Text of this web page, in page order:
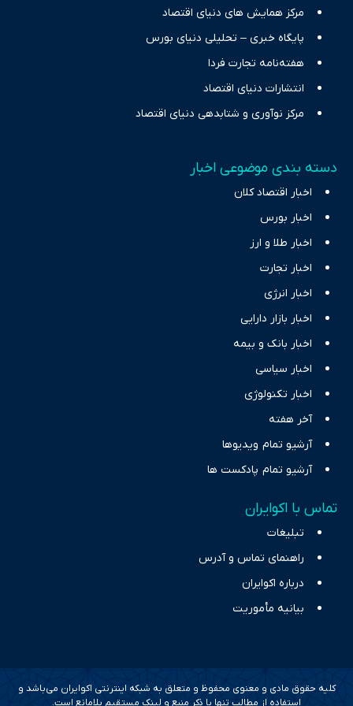
مرکز همایش های دنیای اقتصاد
پایگاه خبری – تحلیلی دنیای بورس
هفته‌نامه تجارت فردا
انتشارات دنیای اقتصاد
مرکز نوآوری و شتابدهی دنیای اقتصاد
دسته بندی موضوعی اخبار
اخبار اقتصاد کلان
اخبار بورس
اخبار طلا و ارز
اخبار تجارت
اخبار انرژی
اخبار بازار دارایی
اخبار بانک و بیمه
اخبار سیاسی
اخبار تکنولوژی
آخر هفته
آرشیو تمام ویدیوها
آرشیو تمام پادکست ها
تماس با اکوایران
تبلیغات
راهنمای تماس و آدرس
درباره اکوایران
بیانیه مأموریت
کلیه حقوق مادی و معنوی محفوظ و متعلق به شبکه اینترنتی اکوایران می‌باشد و
استفاده از مطالب تنها با ذکر منبع و لینک مستقیم بلامانع است.